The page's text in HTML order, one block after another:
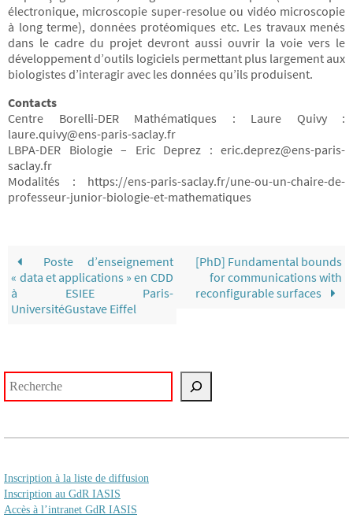
électronique, microscopie super-resolue ou vidéo microscopie
à long terme), données protéomiques etc. Les travaux menés
dans le cadre du projet devront aussi ouvrir la voie vers le
développement d’outils logiciels permettant plus largement aux
biologistes d’interagir avec les données qu’ils produisent.
Contacts
Centre Borelli-DER Mathématiques : Laure Quivy :
laure.quivy@ens-paris-saclay.fr
LBPA-DER Biologie – Eric Deprez : eric.deprez@ens-paris-
saclay.fr
Modalités : https://ens-paris-saclay.fr/une-ou-un-chaire-de-
professeur-junior-biologie-et-mathematiques
Poste d’enseignement
« data et applications » en CDD
à ESIEE Paris-
UniversitéGustave Eiffel
[PhD] Fundamental bounds
for communications with
reconfigurable surfaces
Inscription à la liste de diffusion
Inscription au GdR IASIS
Accès à l’intranet GdR IASIS